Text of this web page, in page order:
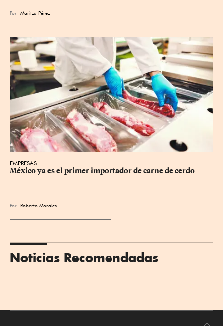
Por Maritza Pérez
EMPRESAS
México ya es el primer importador de carne de cerdo
Por Roberto Morales
Noticias Recomendadas